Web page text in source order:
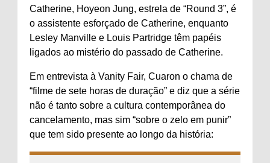
Catherine, Hoyeon Jung, estrela de “Round 3”, é
o assistente esforçado de Catherine, enquanto
Lesley Manville e Louis Partridge têm papéis
ligados ao mistério do passado de Catherine.
Em entrevista à Vanity Fair, Cuaron o chama de
“filme de sete horas de duração” e diz que a série
não é tanto sobre a cultura contemporânea do
cancelamento, mas sim “sobre o zelo em punir”
que tem sido presente ao longo da história: